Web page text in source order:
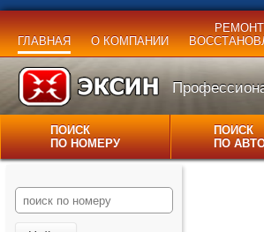
ГЛАВНАЯ О КОМПАНИИ
ПОИСК
ПО НОМЕРУ
ПОИСК
ПО